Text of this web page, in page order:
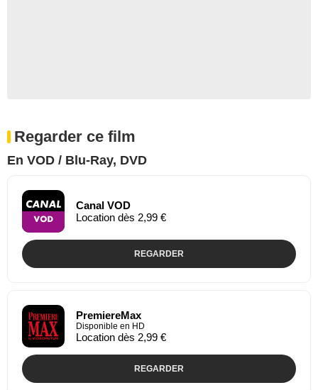
Regarder ce film
En VOD / Blu-Ray, DVD
Canal VOD
Location dès 2,99 €
REGARDER
PremiereMax
Disponible en HD
Location dès 2,99 €
REGARDER